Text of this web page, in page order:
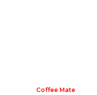
Coffee Mate